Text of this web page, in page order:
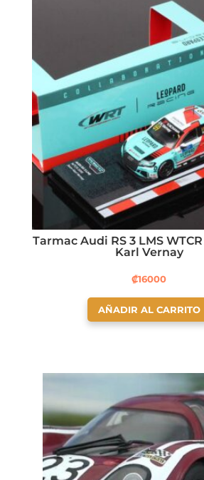
Tarmac Audi RS 3 LMS
Karl Vernay
₡16000
AÑADIR AL CARRITO